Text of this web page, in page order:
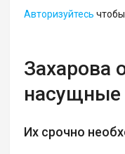
Авторизуйтесь
Захарова
Их срочно